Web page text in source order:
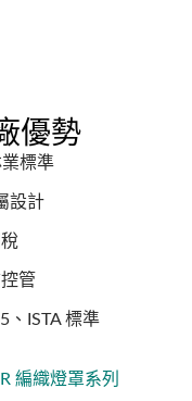
優勢
業標準
設計
管
、ISTA 標準
編織燈罩系列